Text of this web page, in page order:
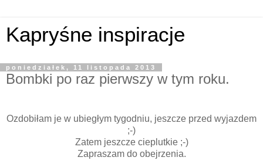
Kapryśne inspiracje
poniedziałek, 11 listopada 2013
Bombki po raz pierwszy w tym roku.
Ozdobiłam je w ubiegłym tygodniu, jeszcze przed wyjazdem
;-)
Zatem jeszcze cieplutkie ;-)
Zapraszam do obejrzenia.